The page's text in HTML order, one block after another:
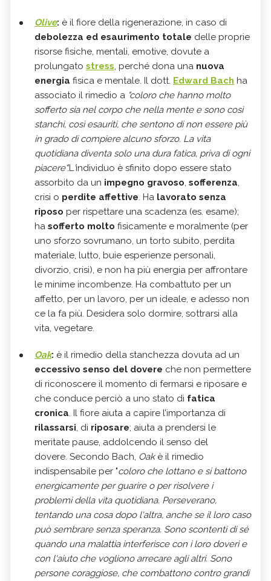
Olive: è il fiore della rigenerazione, in caso di
debolezza ed esaurimento totale delle proprie
risorse fisiche, mentali, emotive, dovute a
prolungato stress , perché dona una nuova
energia fisica e mentale. Il dott. Edward Bach ha
associato il rimedio a "coloro che hanno molto
sofferto sia nel corpo che nella mente e sono così
stanchi, così esauriti, che sentono di non essere più
in grado di compiere alcuno sforzo. La vita
quotidiana diventa solo una dura fatica, priva di ogni
piacere".L individuo è sfinito dopo essere stato
assorbito da un impegno gravoso sofferenza
crisi o perdite affettive . Ha lavorato senza
riposo per rispettare una scadenza (es. esame);
ha sofferto molto fisicamente e moralmente (per
uno sforzo sovrumano, un torto subito, perdita
materiale, lutto, buie esperienze personali,
divorzio, crisi), e non ha più energia per affrontare
le minime incombenze. Ha combattuto per un
affetto, per un lavoro, per un ideale, e adesso non
ce la fa più. Desidera solo dormire, sottrarsi alla
vita, vegetare.
Oak: è il rimedio della stanchezza dovuta ad un
eccessivo senso del dovere che non permettere
di riconoscere il momento di fermarsi e riposare e
che conduce perciò a uno stato di fatica
cronica . Il fiore aiuta a capire l’importanza di
rilassarsi , di riposare; aiuta a prendersi le
meritate pause, addolcendo il senso del
dovere. Secondo Bach, Oakè il rimedio
indispensabile per "coloro che lottano e si battono
energicamente per guarire o per risolvere i
problemi della vita quotidiana. Perseverano,
tentando una cosa dopo l'altra, anche se il loro caso
può sembrare senza speranza. Sono scontenti di sé
quando una malattia interferisce con i loro doveri e
con l'aiuto che vogliono arrecare agli altri. Sono
persone coraggiose, che combattono contro grandi